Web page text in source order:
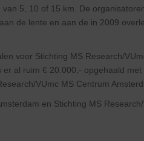
5, 10 of 15 km. De
de lente en aan de in 2009
voor Stichting MS Research/
al ruim € 20.000,- opgehaald
VUmc MS Centrum
en Stichting MS